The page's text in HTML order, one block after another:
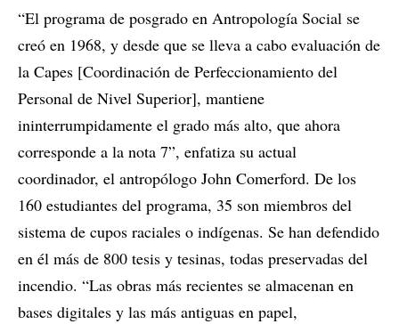
“El programa de posgrado en Antropología Social se
creó en 1968, y desde que se lleva a cabo evaluación de
la Capes [Coordinación de Perfeccionamiento del
Personal de Nivel Superior], mantiene
ininterrumpidamente el grado más alto, que ahora
corresponde a la nota 7”, enfatiza su actual
coordinador, el antropólogo John Comerford. De los
160 estudiantes del programa, 35 son miembros del
sistema de cupos raciales o indígenas. Se han defendido
en él más de 800 tesis y tesinas, todas preservadas del
incendio. “Las obras más recientes se almacenan en
bases digitales y las más antiguas en papel,